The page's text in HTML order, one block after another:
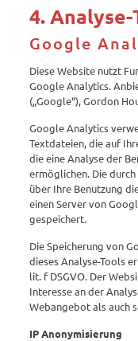
4.
Google
Diese Website nutzt
Google Analytics.
(„Google“), Gordon
Google Analytics
Textdateien, die auf
die eine Analyse der
ermöglichen. Die
über Ihre Benutzung
einen Server von
gespeichert.
Die Speicherung von
dieses Analyse-Tools
lit. f DSGVO. Der
Interesse an der
Webangebot als auch
IP Anonymisierung